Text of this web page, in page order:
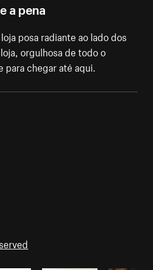
a pena
posa radiante ao lado dos
orgulhosa de todo o
chegar até aqui.